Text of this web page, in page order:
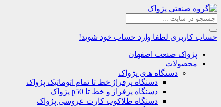
حساب کاربری لطفا وارد حساب خود شوید!
پژواک صنعت اصفهان
محصولات
دستگاه های پژواک
دستگاه پرفراژ خط تا تمام اتوماتیک پژواک
دستگاه پرفراژ و خط تا p50 پژواک
دستگاه طلاکوب کارت عروسی پژواک